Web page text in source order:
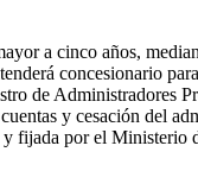
a cinco años,
concesionario
de Administradores
y cesación del
fijada por el